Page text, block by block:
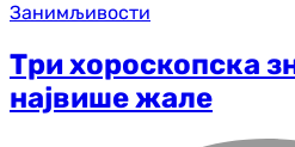
Занимљивости
Три хороскопска
највише жале